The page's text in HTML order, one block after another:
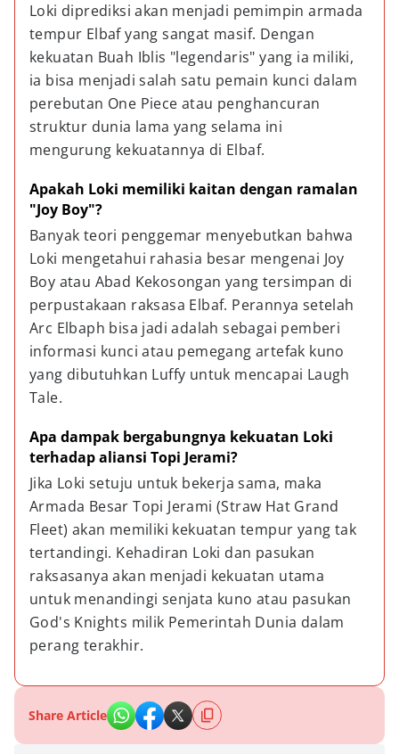
Loki diprediksi akan menjadi pemimpin armada
tempur Elbaf yang sangat masif. Dengan
kekuatan Buah Iblis "legendaris" yang ia miliki,
ia bisa menjadi salah satu pemain kunci dalam
perebutan One Piece atau penghancuran
struktur dunia lama yang selama ini
mengurung kekuatannya di Elbaf.
Apakah Loki memiliki kaitan dengan ramalan
"Joy Boy"?
Banyak teori penggemar menyebutkan bahwa
Loki mengetahui rahasia besar mengenai Joy
Boy atau Abad Kekosongan yang tersimpan di
perpustakaan raksasa Elbaf. Perannya setelah
Arc Elbaph bisa jadi adalah sebagai pemberi
informasi kunci atau pemegang artefak kuno
yang dibutuhkan Luffy untuk mencapai Laugh
Tale.
Apa dampak bergabungnya kekuatan Loki
terhadap aliansi Topi Jerami?
Jika Loki setuju untuk bekerja sama, maka
Armada Besar Topi Jerami (Straw Hat Grand
Fleet) akan memiliki kekuatan tempur yang tak
tertandingi. Kehadiran Loki dan pasukan
raksasanya akan menjadi kekuatan utama
untuk menandingi senjata kuno atau pasukan
God's Knights milik Pemerintah Dunia dalam
perang terakhir.
Share Article